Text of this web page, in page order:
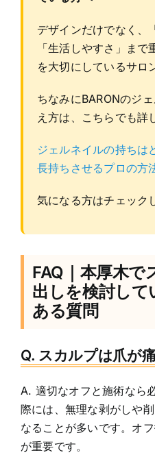
デザインだけでなく、
「生活しやすさ」ま
を大切にしているサロ
ちなみにBARONのジ
え方は、こちらでも詳
ジェルネイルの持ちは
長持ちさせるプロの方
気になる方はチェック
FAQ｜本厚木で
出しを検討して
ある質問
Q. スカルプは爪が
A. 適切なオフと施術なら
際には、無理な剥がしや
なることが多いです。オ
が重要です。